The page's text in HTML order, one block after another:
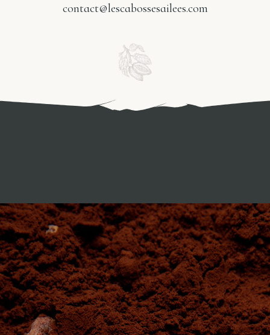
contact@lescabossesailees.com